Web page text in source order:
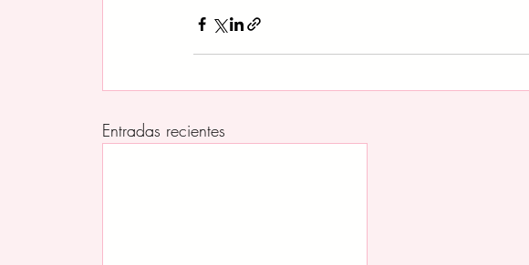
Entradas recientes